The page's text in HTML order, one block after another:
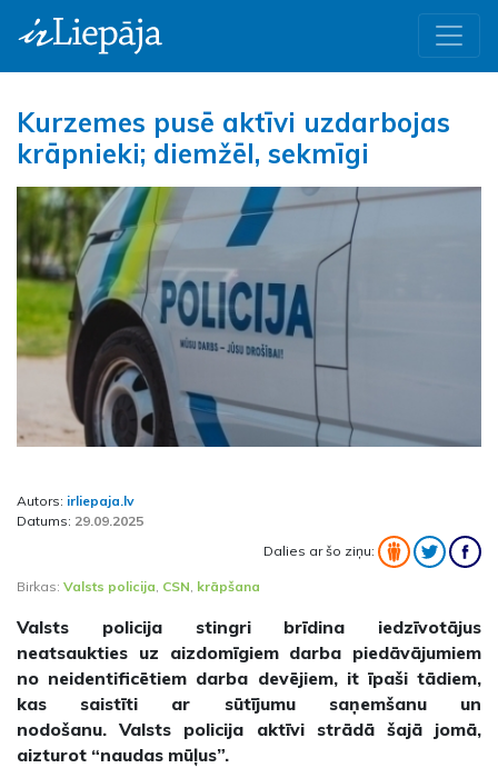
Kurzemes pusē aktīvi uzdarbojas
krāpnieki; diemžēl, sekmīgi
Autors: irliepaja.lv
Datums: 29.09.2025
Dalies ar šo ziņu:
Birkas: Valsts policija, CSN, krāpšana
Valsts policija stingri brīdina iedzīvotājus
neatsaukties uz aizdomīgiem darba piedāvājumiem
no neidentificētiem darba devējiem, it īpaši tādiem,
kas saistīti ar sūtījumu saņemšanu un
nodošanu. Valsts policija aktīvi strādā šajā jomā,
aizturot “naudas mūļus”.